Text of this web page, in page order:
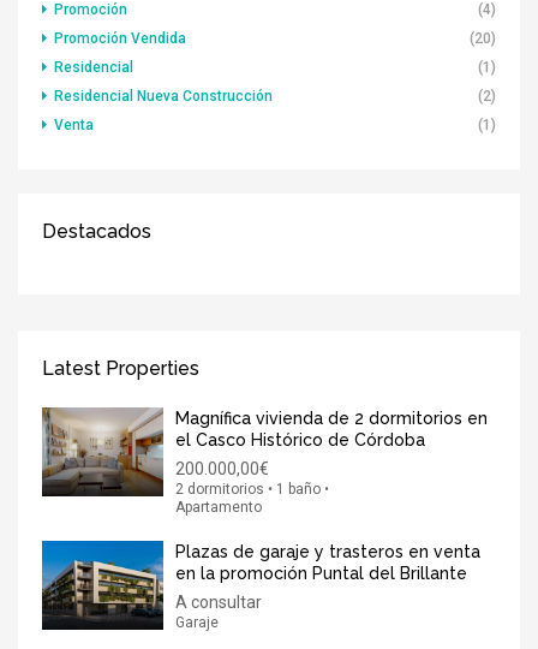
Promoción
(4)
Promoción Vendida
(20)
Residencial
(1)
Residencial Nueva Construcción
(2)
Venta
(1)
Destacados
Latest Properties
Magnífica vivienda de 2 dormitorios en
el Casco Histórico de Córdoba
200.000,00€
2 dormitorios • 1 baño •
Apartamento
Plazas de garaje y trasteros en venta
en la promoción Puntal del Brillante
A consultar
Garaje